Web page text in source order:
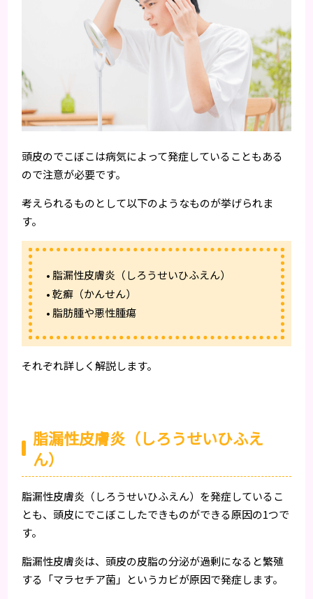
頭皮のでこぼこは病気によって発症していることもある
ので注意が必要です。
考えられるものとして以下のようなものが挙げられま
す。
• 脂漏性皮膚炎（しろうせいひふえん）
• 乾癬（かんせん）
• 脂肪腫や悪性腫瘍
それぞれ詳しく解説します。
脂漏性皮膚炎（しろうせいひふえ
ん）
脂漏性皮膚炎（しろうせいひふえん）を発症しているこ
とも、頭皮にでこぼこしたできものができる原因の1つで
す。
脂漏性皮膚炎は、頭皮の皮脂の分泌が過剰になると繁殖
する「マラセチア菌」というカビが原因で発症します。